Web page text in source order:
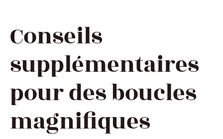
Conseils
supplémentaires
pour des boucles
magnifiques